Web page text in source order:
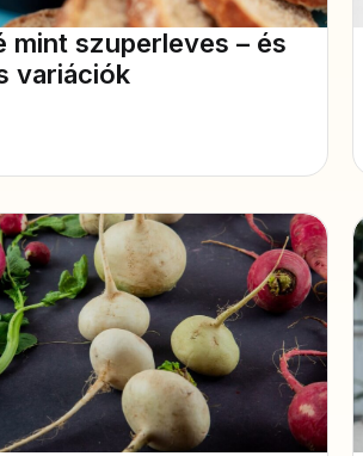
mint szuperleves – és
variációk